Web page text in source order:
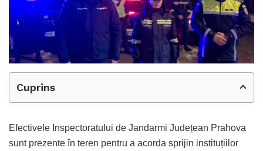
Cuprins
Efectivele Inspectoratului de Jandarmi Județean Prahova
sunt prezente în teren pentru a acorda sprijin instituțiilor